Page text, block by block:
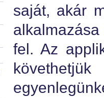
saját, akár
fel. Az